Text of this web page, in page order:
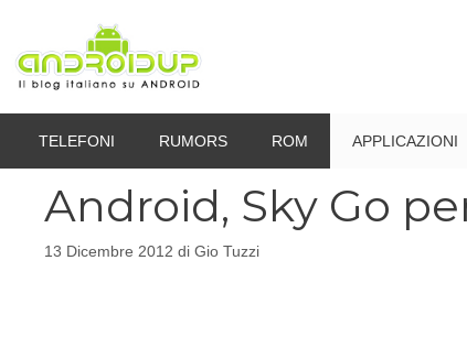
contenuto
TELEFONI RUMORS ROM APPLICAZIONI
Android, Sky Go
13 Dicembre 2012 di Gio Tuzzi